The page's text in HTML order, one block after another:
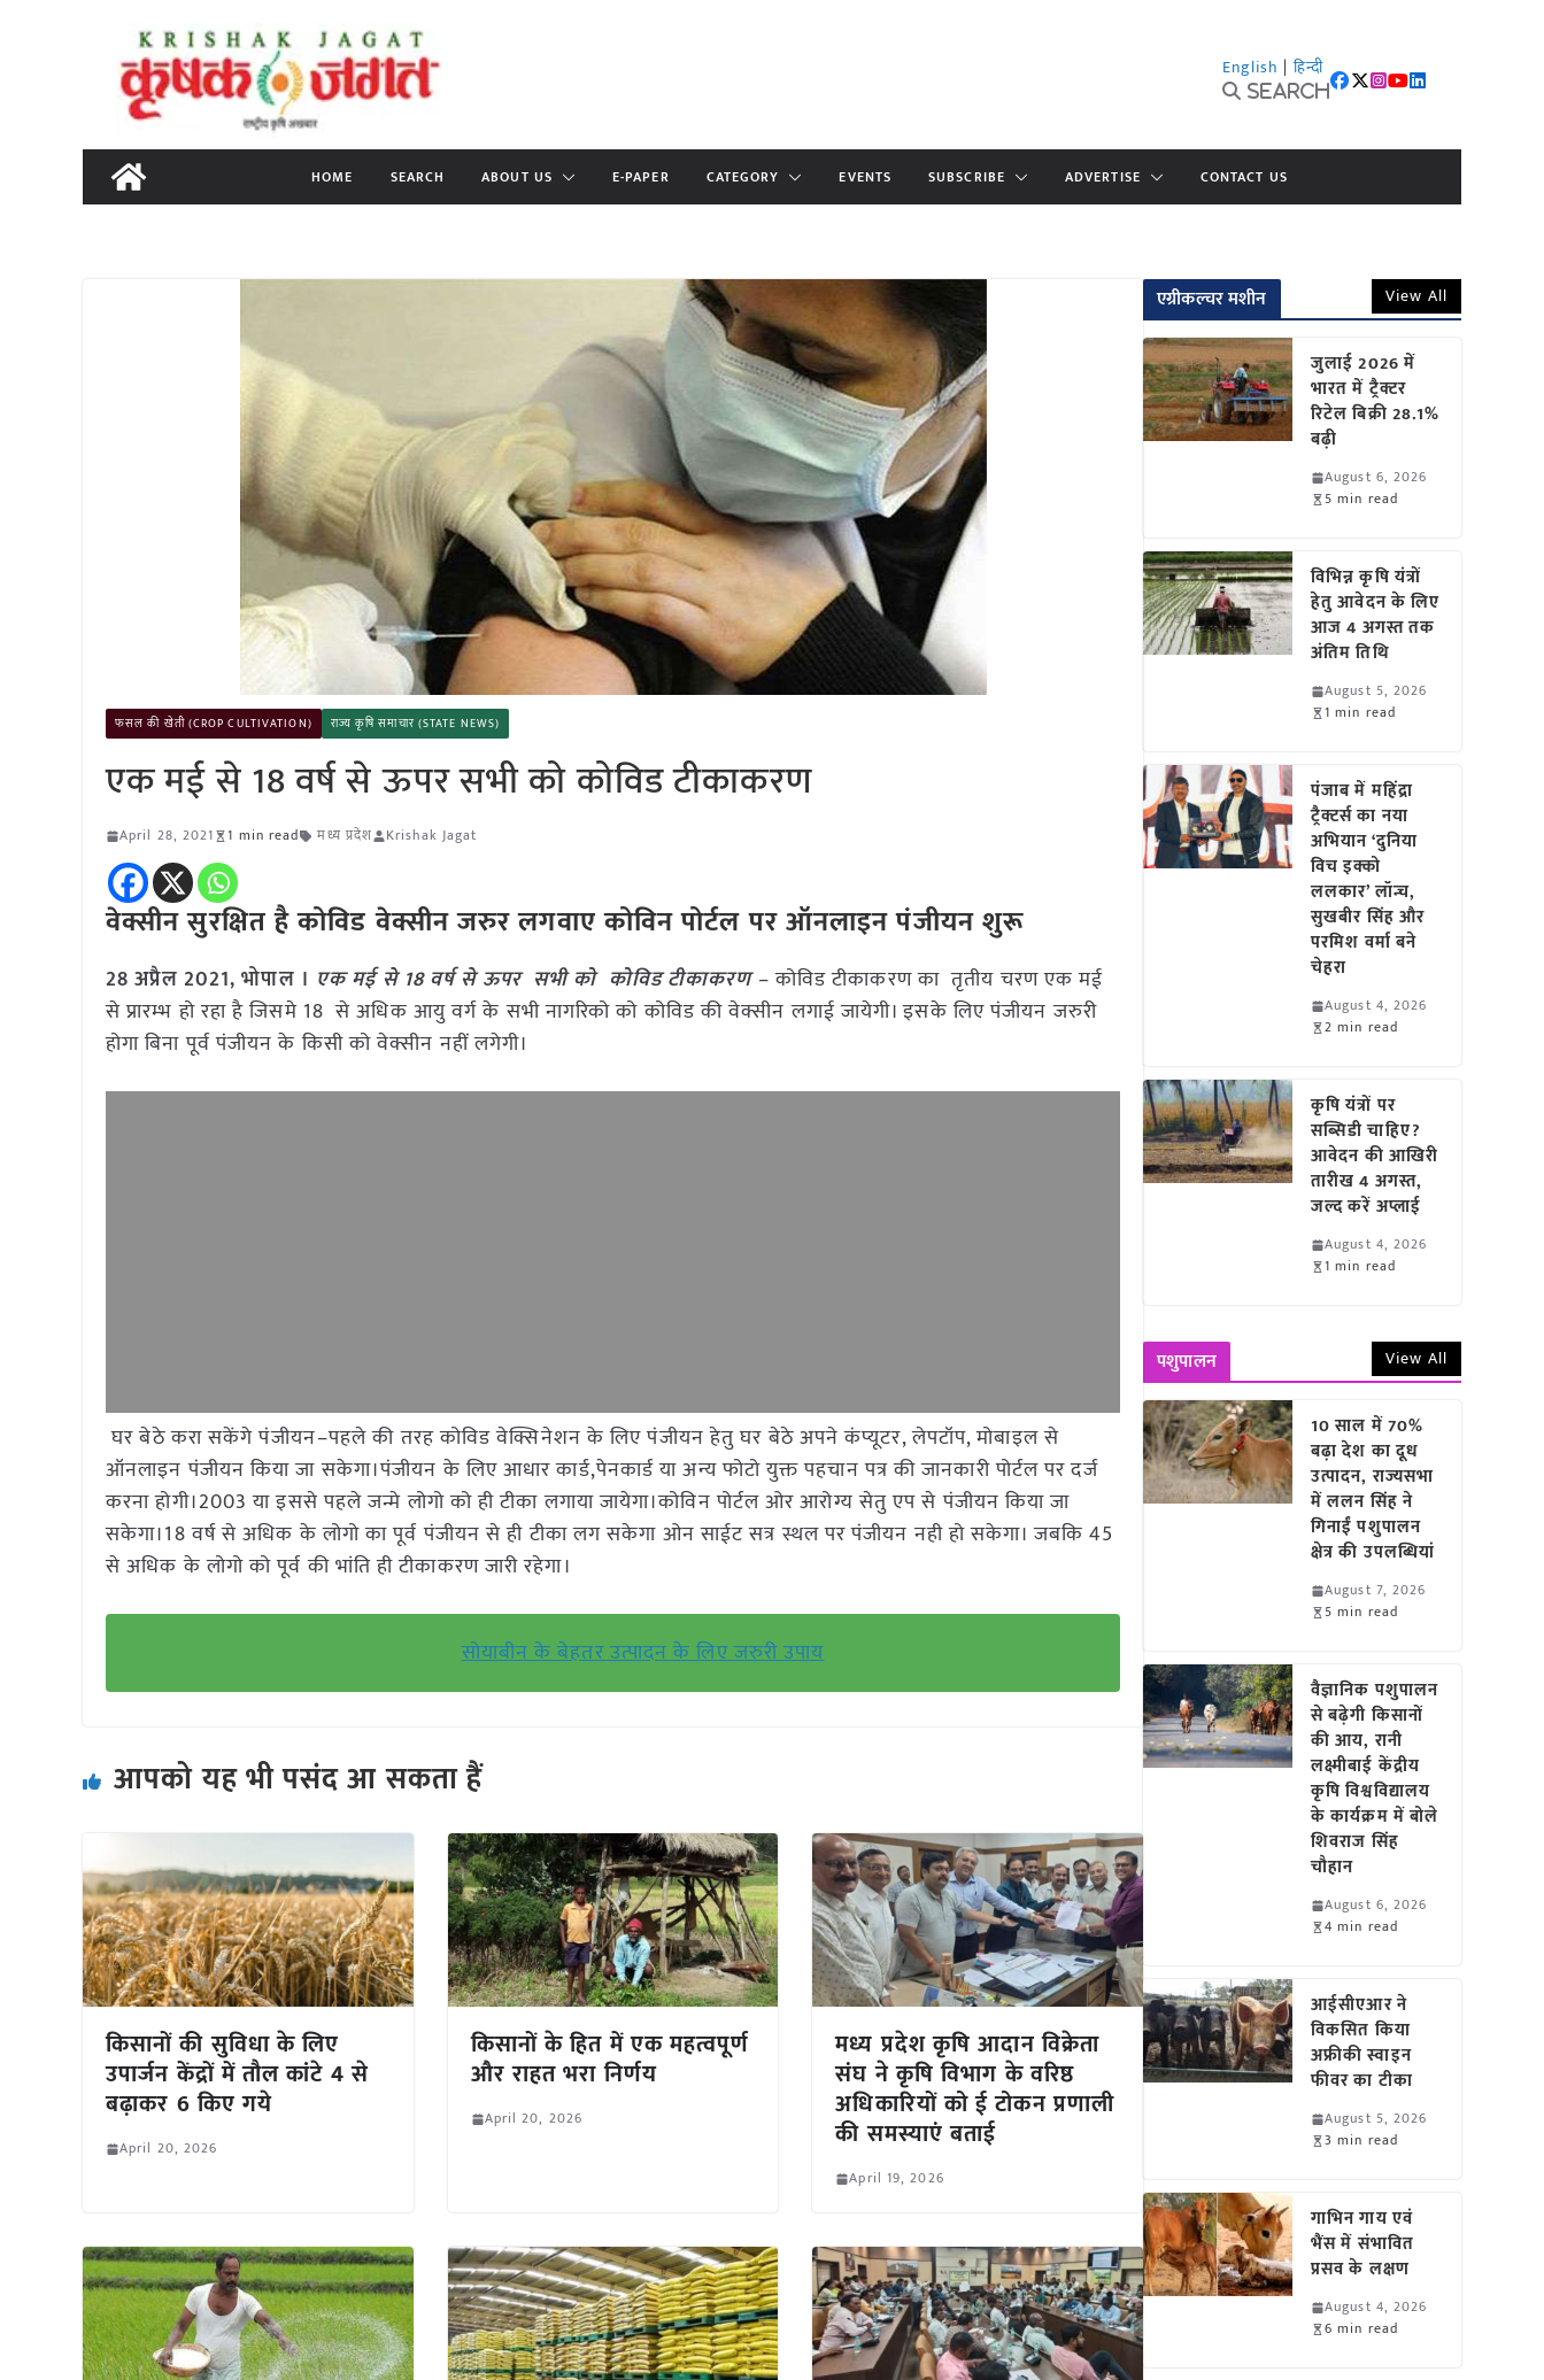
content
English | हिन्दी
Search
HOME SEARCH ABOUT US E-PAPER CATEGORY EVENTS SUBSCRIBE ADVERTISE CONTACT US
फसल की खेती (CROP CULTIVATION) राज्य कृषि समाचार (STATE NEWS)
एक मई से 18 वर्ष से ऊपर सभी को कोविड टीकाकरण
April 28, 2021 1 min read मध्य प्रदेश Krishak Jagat
वेक्सीन सुरक्षित है कोविड वेक्सीन जरुर लगवाए कोविन पोर्टल पर ऑनलाइन पंजीयन शुरू
28 अप्रैल 2021, भोपाल । एक मई से 18 वर्ष से ऊपर सभी को कोविड टीकाकरण – कोविड टीकाकरण का तृतीय चरण एक मई
से प्रारम्भ हो रहा है जिसमे 18 से अधिक आयु वर्ग के सभी नागरिको को कोविड की वेक्सीन लगाई जायेगी। इसके लिए पंजीयन जरुरी
होगा बिना पूर्व पंजीयन के किसी को वेक्सीन नहीं लगेगी।
घर बेठे करा सकेंगे पंजीयन–पहले की तरह कोविड वेक्सिनेशन के लिए पंजीयन हेतु घर बेठे अपने कंप्यूटर, लेपटॉप, मोबाइल से
ऑनलाइन पंजीयन किया जा सकेगा।पंजीयन के लिए आधार कार्ड,पेनकार्ड या अन्य फोटो युक्त पहचान पत्र की जानकारी पोर्टल पर दर्ज
करना होगी।2003 या इससे पहले जन्मे लोगो को ही टीका लगाया जायेगा।कोविन पोर्टल ओर आरोग्य सेतु एप से पंजीयन किया जा
सकेगा।18 वर्ष से अधिक के लोगो का पूर्व पंजीयन से ही टीका लग सकेगा ओन साईट सत्र स्थल पर पंजीयन नही हो सकेगा। जबकि 45
से अधिक के लोगो को पूर्व की भांति ही टीकाकरण जारी रहेगा।
सोयाबीन के बेहतर उत्पादन के लिए जरुरी उपाय
आपको यह भी पसंद आ सकता हैं
किसानों की सुविधा के लिए
उपार्जन केंद्रों में तौल कांटे 4 से
बढ़ाकर 6 किए गये
April 20, 2026
किसानों के हित में एक महत्वपूर्ण
और राहत भरा निर्णय
April 20, 2026
मध्य प्रदेश कृषि आदान विक्रेता
संघ ने कृषि विभाग के वरिष्ठ
अधिकारियों को ई टोकन प्रणाली
की समस्याएं बताई
April 19, 2026
एग्रीकल्चर मशीन View All
जुलाई 2026 में
भारत में ट्रैक्टर
रिटेल बिक्री 28.1%
बढ़ी
August 6, 2026
5 min read
विभिन्न कृषि यंत्रों
हेतु आवेदन के लिए
आज 4 अगस्त तक
अंतिम तिथि
August 5, 2026
1 min read
पंजाब में महिंद्रा
ट्रैक्टर्स का नया
अभियान ‘दुनिया
विच इक्को
ललकार’ लॉन्च,
सुखबीर सिंह और
परमिश वर्मा बने
चेहरा
August 4, 2026
2 min read
कृषि यंत्रों पर
सब्सिडी चाहिए?
आवेदन की आखिरी
तारीख 4 अगस्त,
जल्द करें अप्लाई
August 4, 2026
1 min read
पशुपालन View All
10 साल में 70%
बढ़ा देश का दूध
उत्पादन, राज्यसभा
में ललन सिंह ने
गिनाईं पशुपालन
क्षेत्र की उपलब्धियां
August 7, 2026
5 min read
वैज्ञानिक पशुपालन
से बढ़ेगी किसानों
की आय, रानी
लक्ष्मीबाई केंद्रीय
कृषि विश्वविद्यालय
के कार्यक्रम में बोले
शिवराज सिंह
चौहान
August 6, 2026
4 min read
आईसीएआर ने
विकसित किया
अफ्रीकी स्वाइन
फीवर का टीका
August 5, 2026
3 min read
गाभिन गाय एवं
भैंस में संभावित
प्रसव के लक्षण
August 4, 2026
6 min read